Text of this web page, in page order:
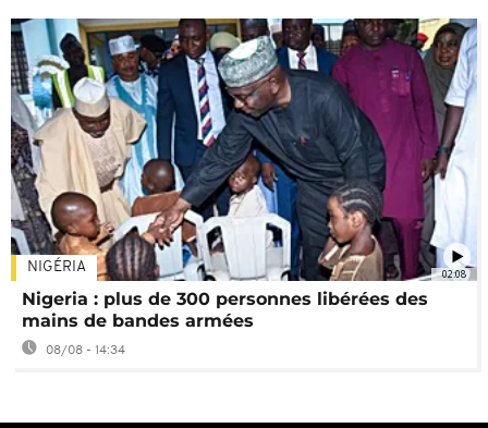
02:08
NIGÉRIA
Nigeria : plus de 300 personnes libérées des
mains de bandes armées
08/08 - 14:34